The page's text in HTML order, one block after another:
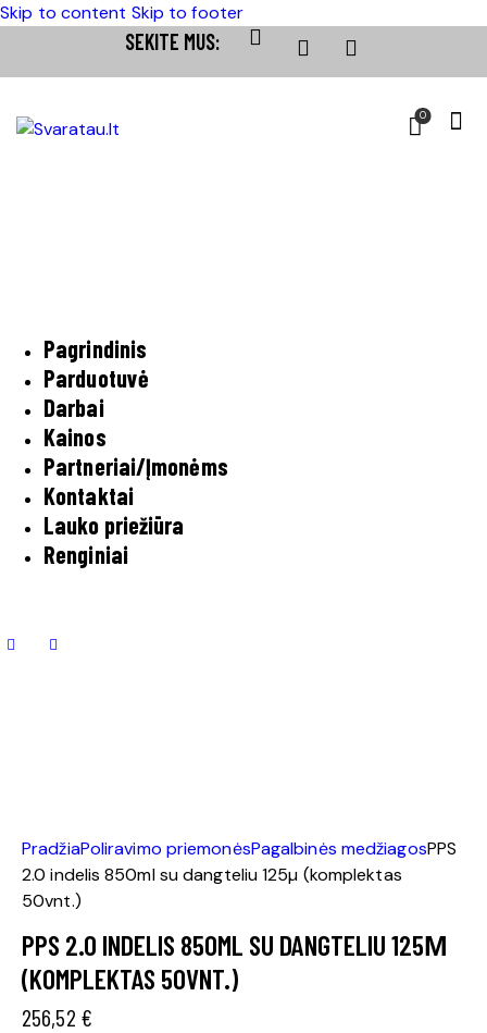
Skip to content Skip to footer
SEKITE MUS:
0
Pagrindinis
Parduotuvė
Darbai
Kainos
Partneriai/Įmonėms
Kontaktai
Lauko priežiūra
Renginiai
PradžiaPoliravimo priemonėsPagalbinės medžiagosPPS
2.0 indelis 850ml su dangteliu 125µ (komplektas
50vnt.)
PPS 2.0 INDELIS 850ML SU DANGTELIU 125Μ
(KOMPLEKTAS 50VNT.)
256,52 €